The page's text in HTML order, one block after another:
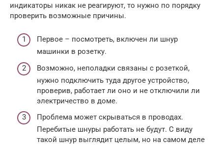
индикаторы никак не реагируют, то нужно по порядку
проверить возможные причины.
Первое – посмотреть, включен ли шнур
машинки в розетку.
Возможно, неполадки связаны с розеткой,
нужно подключить туда другое устройство,
проверив, работает ли оно и не отключили ли
электричество в доме.
Проблема может скрываться в проводах.
Перебитые шнуры работать не будут. С виду
такой шнур выглядит целым, но на самом деле